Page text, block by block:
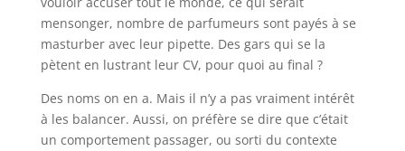
mensonger, nombre de parfumeurs sont payés à se
masturber avec leur pipette. Des gars qui se la
pètent en lustrant leur CV, pour quoi au final ?
Des noms on en a. Mais il n’y a pas vraiment intérêt
à les balancer. Aussi, on préfère se dire que c’était
un comportement passager, ou sorti du contexte